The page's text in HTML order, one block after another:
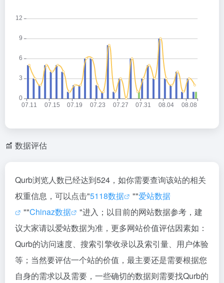
数据评估
Qurb浏览人数已经达到524，如你需要查询该站的相关
权重信息，可以点击"5118数据 ""爱站数据
""Chinaz数据
"进入；以目前的网站数据参考，建
议大家请以爱站数据为准，更多网站价值评估因素如：
Qurb的访问速度、搜索引擎收录以及索引量、用户体验
等；当然要评估一个站的价值，最主要还是需要根据您
自身的需求以及需要，一些确切的数据则需要找Qurb的